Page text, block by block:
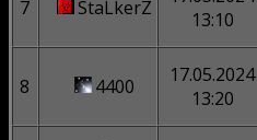
7 StaLkerZ
13:10
8 4400
17.05.2024
13:20